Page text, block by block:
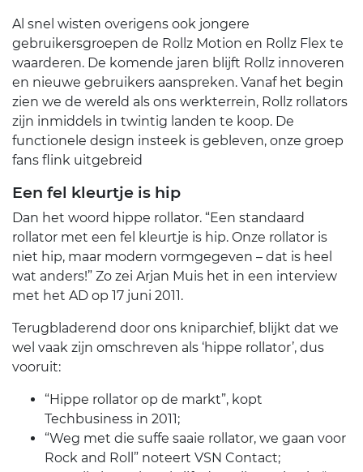
Al snel wisten overigens ook jongere
gebruikersgroepen de Rollz Motion en Rollz Flex te
waarderen. De komende jaren blijft Rollz innoveren
en nieuwe gebruikers aanspreken. Vanaf het begin
zien we de wereld als ons werkterrein, Rollz rollators
zijn inmiddels in twintig landen te koop. De
functionele design insteek is gebleven, onze groep
fans flink uitgebreid
Een fel kleurtje is hip
Dan het woord hippe rollator. “Een standaard
rollator met een fel kleurtje is hip. Onze rollator is
niet hip, maar modern vormgegeven – dat is heel
wat anders!” Zo zei Arjan Muis het in een interview
met het AD op 17 juni 2011.
Terugbladerend door ons kniparchief, blijkt dat we
wel vaak zijn omschreven als ‘hippe rollator’, dus
vooruit:
“Hippe rollator op de markt”, kopt
Techbusiness in 2011;
“Weg met die suffe saaie rollator, we gaan voor
Rock and Roll” noteert VSN Contact;